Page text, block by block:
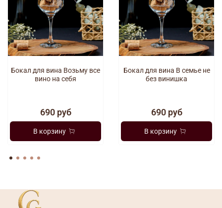
Бокал для вина Возьму все
вино на себя
690 руб
В корзину
Бокал для вина В семье не
без винишка
690 руб
В корзину